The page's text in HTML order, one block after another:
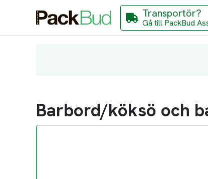
Transportör?
Gå till PackBud
Barbord/köksö och